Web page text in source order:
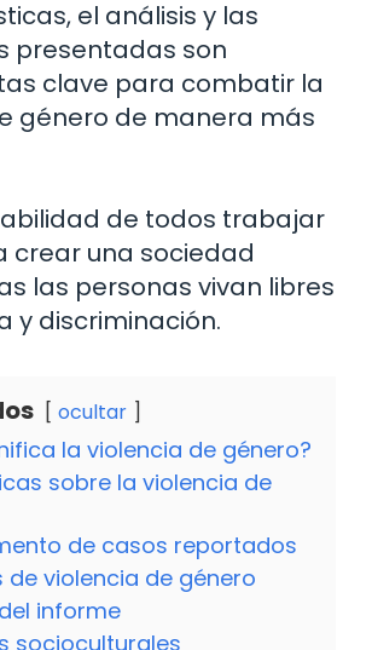
el análisis y las
presentadas son
clave para combatir la
género de manera más
de todos trabajar
crear una sociedad
las personas vivan libres
y discriminación.
ocultar
la violencia de género?
sobre la violencia de
de casos reportados
de violencia de género
informe
socioculturales